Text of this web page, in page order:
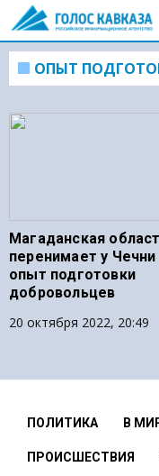
ОПЫТ
Магаданская
перенимает у Чечни
опыт подготовки
добровольцев
20 октября 2022, 20:49
ПОЛИТИКА В
ПРОИСШЕСТВИЯ